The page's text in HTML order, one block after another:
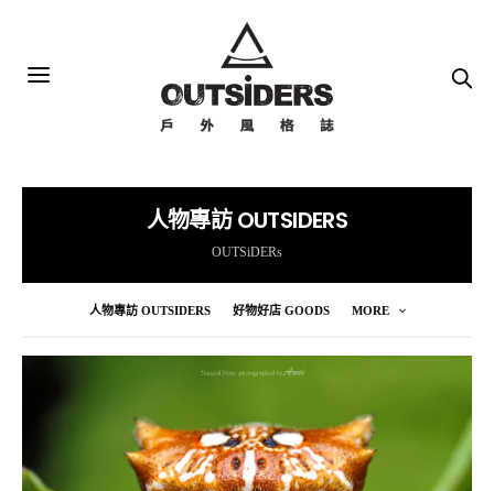
人物專訪 OUTSIDERS
OUTSiDERs
人物專訪 OUTSIDERS 好物好店 GOODS MORE